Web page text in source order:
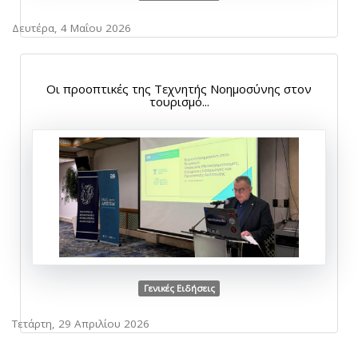
Δευτέρα, 4 Μαΐου 2026
Οι προοπτικές της Τεχνητής Νοημοσύνης στον
τουρισμό...
Γενικές Ειδήσεις
Τετάρτη, 29 Απριλίου 2026